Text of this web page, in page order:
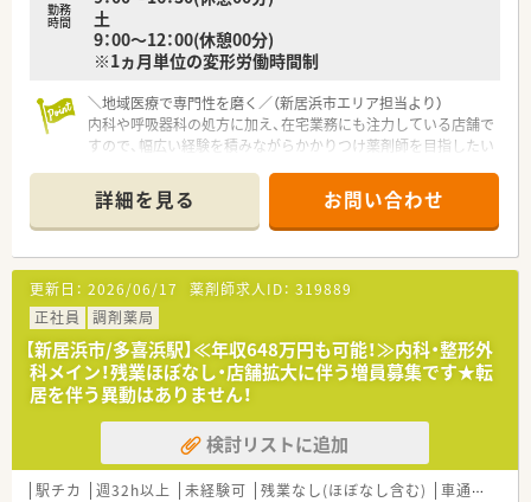
勤務
時間
土
9：00～12：00(休憩00分)
※1ヵ月単位の変形労働時間制
＼地域医療で専門性を磨く／（新居浜市エリア担当より）
内科や呼吸器科の処方に加え、在宅業務にも注力している店舗で
すので、幅広い経験を積みながらかかりつけ薬剤師を目指したい
＊------------------------------------------＊
【店舗情報と応需状況について】
■多喜浜駅から車で約7分の立地にあり、内科や呼吸器科や消化
器科の処方箋を1日あたり約30枚から40枚応需しています。
■常勤薬剤師1名とパート薬剤師1名の体制で運営しており、ア
ットホームな雰囲気の中で協力しながら業務を進めています。
■外来調剤だけでなく居宅への在宅業務にも積極的に取り組ん
でおり、地域に密着した医療サービスの提供を行っています。
【法人特徴】
■愛媛県内にて店舗展開中の地元企業。新居浜市に多く店舗を
構えられ、四国中央市・松山市にも店舗がございます。
■各自で外部の研修に参加したり、各店舗でも勉強会を開くなど
しており、より専門性の高い相談にも対応できるよう資格取得さ
詳細を見る お問い合わせ
更新日： 2026/06/17 薬剤師求人ID： 319889
正社員
調剤薬局
【新居浜市/多喜浜駅】≪年収648万円も可能！≫内科・整形外
科メイン！残業ほぼなし・店舗拡大に伴う増員募集です★転
居を伴う異動はありません！
検討リストに追加
駅チカ 週32h以上 未経験可 残業なし(ほぼなし含む) 車通勤可